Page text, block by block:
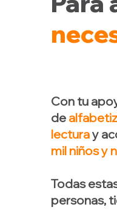
Con tu
de
lecturay
mil niños y
Todas
personas,